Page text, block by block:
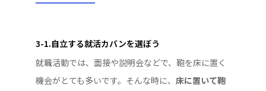
3-1.自立する就活カバンを選ぼう
就職活動では、面接や説明会などで、鞄を床に置く
機会がとても多いです。そんな時に、 床に置いて鞄